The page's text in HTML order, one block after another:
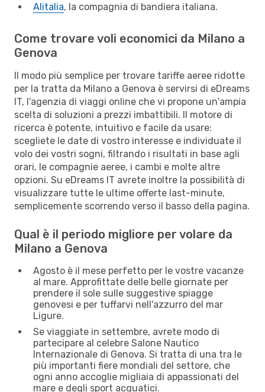
Alitalia, la compagnia di bandiera italiana.
Come trovare voli economici da Milano a
Genova
Il modo più semplice per trovare tariffe aeree ridotte
per la tratta da Milano a Genova è servirsi di eDreams
IT, l'agenzia di viaggi online che vi propone un'ampia
scelta di soluzioni a prezzi imbattibili. Il motore di
ricerca è potente, intuitivo e facile da usare:
scegliete le date di vostro interesse e individuate il
volo dei vostri sogni, filtrando i risultati in base agli
orari, le compagnie aeree, i cambi e molte altre
opzioni. Su eDreams IT avrete inoltre la possibilità di
visualizzare tutte le ultime offerte last-minute,
semplicemente scorrendo verso il basso della pagina.
Qual è il periodo migliore per volare da
Milano a Genova
Agosto è il mese perfetto per le vostre vacanze
al mare. Approfittate delle belle giornate per
prendere il sole sulle suggestive spiagge
genovesi e per tuffarvi nell'azzurro del mar
Ligure.
Se viaggiate in settembre, avrete modo di
partecipare al celebre Salone Nautico
Internazionale di Genova. Si tratta di una tra le
più importanti fiere mondiali del settore, che
ogni anno accoglie migliaia di appassionati del
mare e degli sport acquatici.